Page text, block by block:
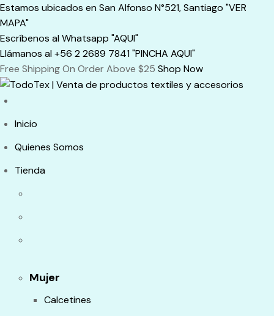
Skip
to
content
Estamos ubicados en San Alfonso N°521, Santiago "VER
MAPA"
Escríbenos al Whatsapp "AQUI"
Llámanos al +56 2 2689 7841 "PINCHA AQUI"
Free Shipping On Order Above $25 Shop Now
Inicio
Quienes Somos
Tienda
Mujer
Calcetines